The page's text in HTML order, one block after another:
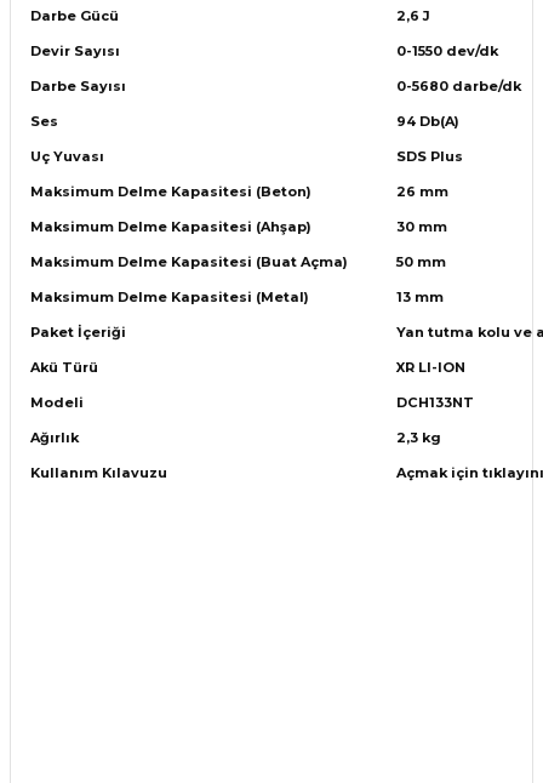
Darbe Gücü 2,6 J
Devir Sayısı 0-1550 dev/dk
Darbe Sayısı 0-5680 darbe/dk
Ses 94 Db(A)
Uç Yuvası SDS Plus
Maksimum Delme Kapasitesi (Beton) 26 mm
Maksimum Delme Kapasitesi (Ahşap) 30 mm
Maksimum Delme Kapasitesi (Buat Açma) 50 mm
Maksimum Delme Kapasitesi (Metal) 13 mm
Paket İçeriği Yan tutma kolu ve
Akü Türü XR LI-ION
Modeli DCH133NT
Ağırlık 2,3 kg
Kullanım Kılavuzu Açmak için